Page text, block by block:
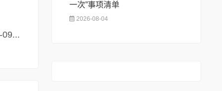
09...
一次”事项清单
2026-08-04